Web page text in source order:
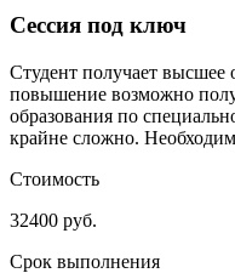
Сессия под ключ
Студент получает высшее
повышение возможно
образования по
крайне сложно.
Стоимость
32400 руб.
Срок выполнения